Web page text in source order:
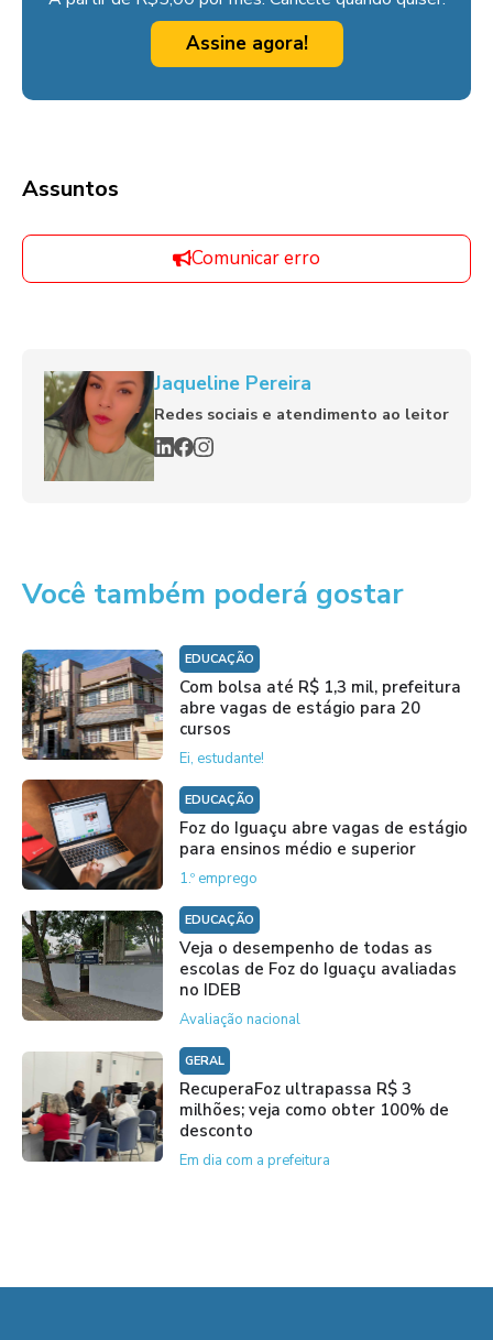
Assine agora!
Assuntos
Comunicar erro
Jaqueline Pereira
Redes sociais e atendimento ao leitor
Você também poderá gostar
EDUCAÇÃO
Com bolsa até R$ 1,3 mil, prefeitura
abre vagas de estágio para 20
cursos
Ei, estudante!
EDUCAÇÃO
Foz do Iguaçu abre vagas de estágio
para ensinos médio e superior
1.º emprego
EDUCAÇÃO
Veja o desempenho de todas as
escolas de Foz do Iguaçu avaliadas
no IDEB
Avaliação nacional
GERAL
RecuperaFoz ultrapassa R$ 3
milhões; veja como obter 100% de
desconto
Em dia com a prefeitura